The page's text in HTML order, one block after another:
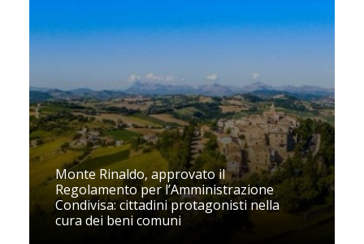
Monte Rinaldo, approvato il
Regolamento per l’Amministrazione
Condivisa: cittadini protagonisti nella
cura dei beni comuni